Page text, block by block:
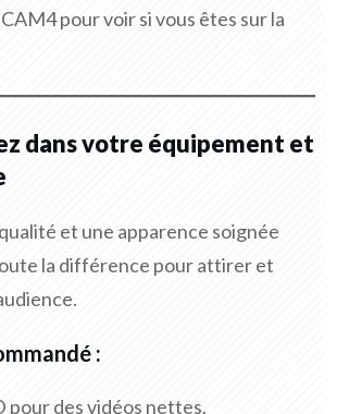
pour voir si vous êtes sur la
dans votre équipement et
et une apparence soignée
la différence pour attirer et
:
pour des vidéos nettes.